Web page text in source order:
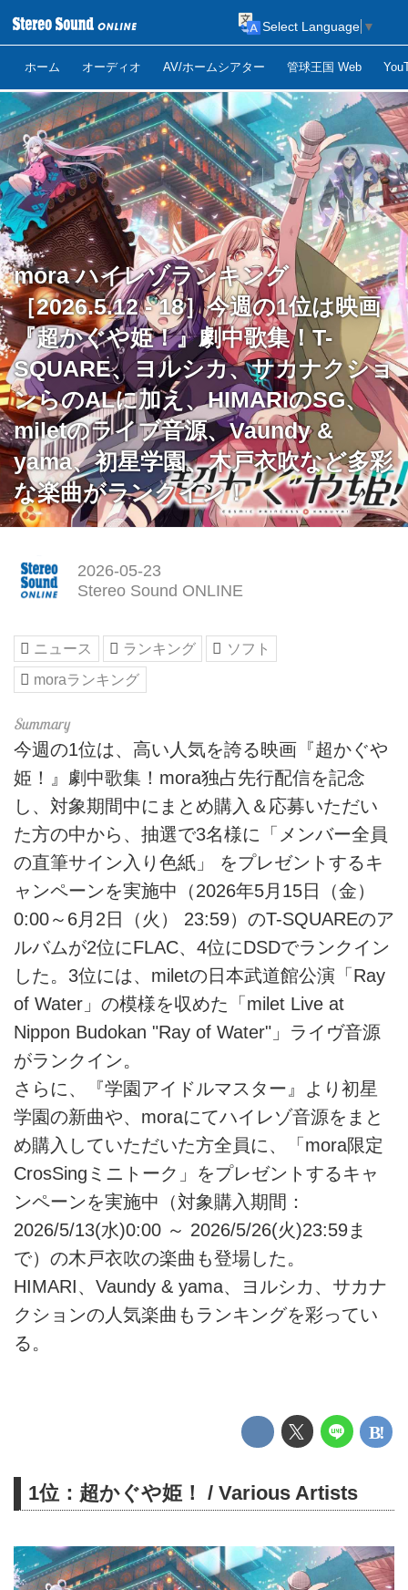
ホーム オーディオ AV/ホームシアター 管球王国 Web
Select Language ▼
mora ハイレゾランキング
［2026.5.12 - 18］今週の1位は映画
『超かぐや姫！』劇中歌集！T-
SQUARE、ヨルシカ、サカナクショ
ンらのALに加え、HIMARIのSG、
miletのライブ音源、Vaundy &
yama、初星学園、木戸衣吹など多彩
な楽曲がランクイン！
2026-05-23
Stereo Sound ONLINE
ニュース ランキング
ソフト
moraランキング
今週の1位は、高い人気を誇る映画『超かぐや
姫！』劇中歌集！mora独占先行配信を記念
し、対象期間中にまとめ購入＆応募いただい
た方の中から、抽選で3名様に「メンバー全員
の直筆サイン入り色紙」 をプレゼントするキ
ャンペーンを実施中（2026年5月15日（金）
0:00～6月2日（火） 23:59）のT-SQUAREのア
ルバムが2位にFLAC、4位にDSDでランクイン
した。3位には、miletの日本武道館公演「Ray
of Water」の模様を収めた「milet Live at
Nippon Budokan "Ray of Water"」ライヴ音源
がランクイン。
さらに、『学園アイドルマスター』より初星
学園の新曲や、moraにてハイレゾ音源をまと
め購入していただいた方全員に、「mora限定
CrosSingミニトーク」をプレゼントするキャ
ンペーンを実施中（対象購入期間：
2026/5/13(水)0:00 ～ 2026/5/26(火)23:59ま
で）の木戸衣吹の楽曲も登場した。
HIMARI、Vaundy & yama、ヨルシカ、サカナ
クションの人気楽曲もランキングを彩ってい
る。
1位：超かぐや姫！ / Various Artists